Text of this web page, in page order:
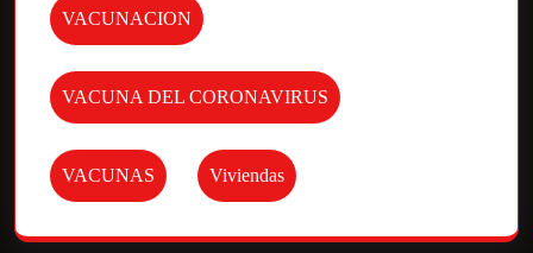
VACUNACION
VACUNA DEL CORONAVIRUS
VACUNAS Viviendas